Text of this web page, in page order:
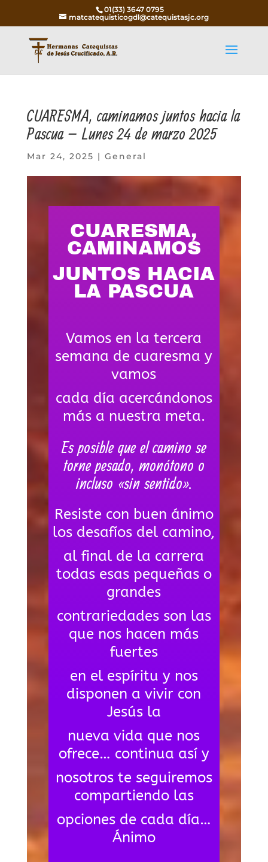
01(33) 3647 0795
matcatequisticogdl@catequistasjc.org
CUARESMA, caminamos juntos hacia la
Pascua – Lunes 24 de marzo 2025
Mar 24, 2025 | General
CUARESMA,
CAMINAMOS
JUNTOS HACIA
LA PASCUA
Vamos en la tercera
semana de cuaresma y
vamos
cada día acercándonos
más a nuestra meta.
Es posible que el camino se
torne pesado, monótono o
incluso «sin sentido».
Resiste con buen ánimo
los desafíos del camino,
al final de la carrera
todas esas pequeñas o
grandes
contrariedades son las
que nos hacen más
fuertes
en el espíritu y nos
disponen a vivir con
Jesús la
nueva vida que nos
ofrece… continua así y
nosotros te seguiremos
compartiendo las
opciones de cada día…
Ánimo